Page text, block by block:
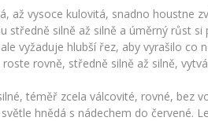
až vysoce kulovitá, snadno houstne
středně silně až silně a úměrný růst
vyžaduje hlubší řez, aby vyrašilo co
roste rovně, středně silně až silně,
téměř zcela válcovité, rovné, bez
hnědá s nádechem do červené.